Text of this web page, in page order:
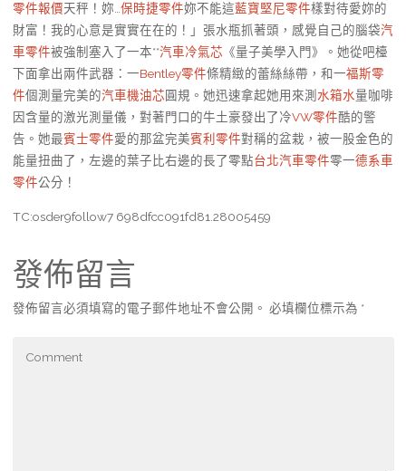
零件報價天秤！妳… 保時捷零件妳不能這藍寶堅尼零件樣對待愛妳的
財富！我的心意是實實在在的！」張水瓶抓著頭，感覺自己的腦袋汽
車零件被強制塞入了一本**汽車冷氣芯 《量子美學入門》。她從吧檯
下面拿出兩件武器：一Bentley零件條精緻的蕾絲絲帶，和一福斯零
件個測量完美的汽車機油芯圓規。她迅速拿起她用來測 水箱水量咖啡
因含量的激光測量儀，對著門口的牛土豪發出了冷VW零件酷的警
告。她最賓士零件愛的那盆完美賓利零件對稱的盆栽，被一股金色的
能量扭曲了，左邊的葉子比右邊的長了零點台北汽車零件零一德系車
零件公分！
TC:osder9follow7 698dfcc091fd81.28005459
發佈留言
發佈留言必須填寫的電子郵件地址不會公開。 必填欄位標示為 *